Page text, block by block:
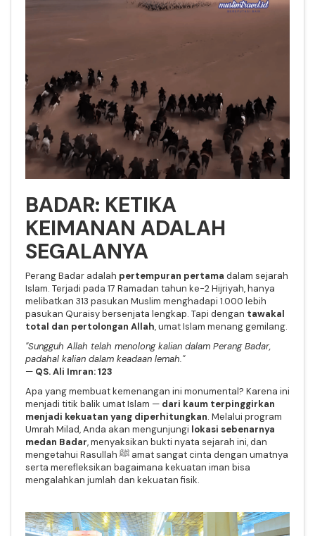
BADAR: KETIKA
KEIMANAN ADALAH
SEGALANYA
Perang Badar adalah pertempuran pertama dalam sejarah
Islam. Terjadi pada 17 Ramadan tahun ke-2 Hijriyah, hanya
melibatkan 313 pasukan Muslim menghadapi 1.000 lebih
pasukan Quraisy bersenjata lengkap. Tapi dengan tawakal
total dan pertolongan Allah, umat Islam menang gemilang.
"Sungguh Allah telah menolong kalian dalam Perang Badar,
padahal kalian dalam keadaan lemah."
— QS. Ali Imran: 123
Apa yang membuat kemenangan ini monumental? Karena ini
menjadi titik balik umat Islam — dari kaum terpinggirkan
menjadi kekuatan yang diperhitungkan. Melalui program
Umrah Milad, Anda akan mengunjungi lokasi sebenarnya
medan Badar, menyaksikan bukti nyata sejarah ini, dan
mengetahui Rasullah ﷺ amat sangat cinta dengan umatnya
serta merefleksikan bagaimana kekuatan iman bisa
mengalahkan jumlah dan kekuatan fisik.